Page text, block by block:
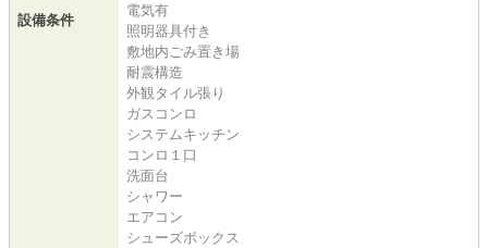
設備条件
電気有
照明器具付き
敷地内ごみ置き場
耐震構造
外観タイル張り
ガスコンロ
システムキッチン
コンロ１口
洗面台
シャワー
エアコン
シューズボックス